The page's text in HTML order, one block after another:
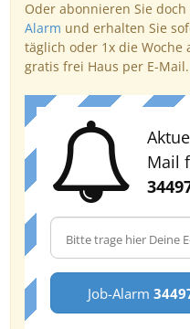
Oder abonnieren Sie
Alarm und erhalten Sie
täglich oder 1x die Woche
gratis frei Haus per E-Mail.
Mail
Job-Alarm